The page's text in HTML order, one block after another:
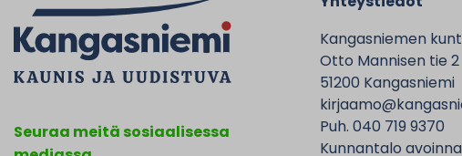
Seuraa meitä sosiaalisessa
Kangasniemen
Otto Mannisen tie 2
51200 Kangasniemi
Puh. 040 719 9370
Kunnantalo avoinna